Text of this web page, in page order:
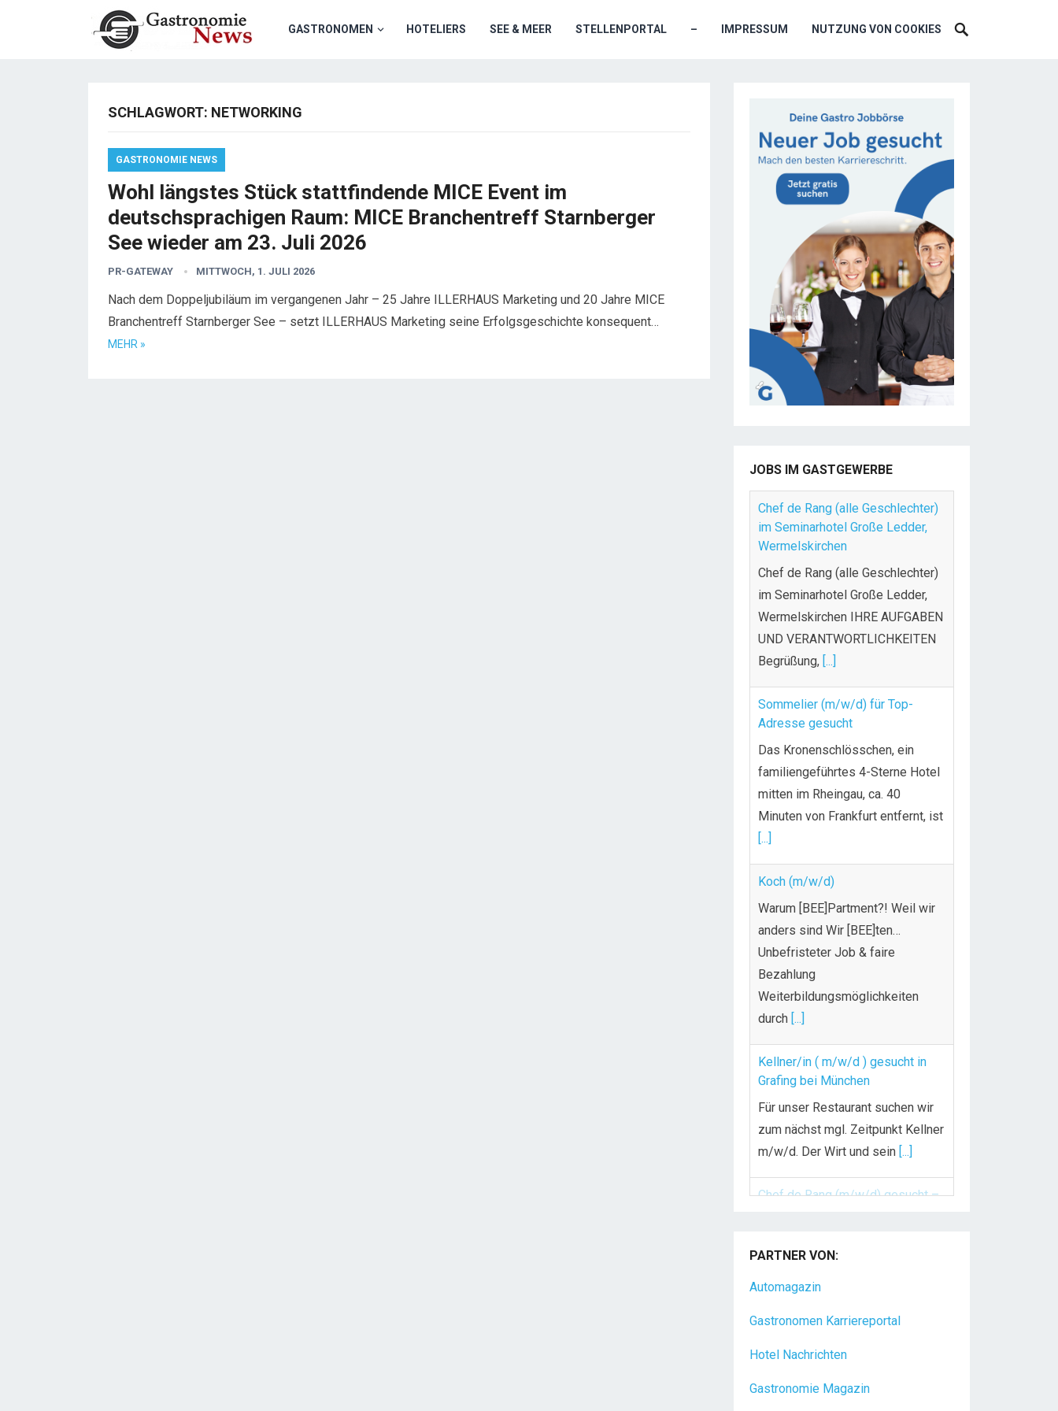
GASTRONOMEN HOTELIERS SEE & MEER STELLENPORTAL – IMPRESSUM NUTZUNG VON COOKIES
SCHLAGWORT: NETWORKING
GASTRONOMIE NEWS
Wohl längstes Stück stattfindende MICE Event im
deutschsprachigen Raum: MICE Branchentreff Starnberger
See wieder am 23. Juli 2026
PR-GATEWAY MITTWOCH, 1. JULI 2026
Nach dem Doppeljubiläum im vergangenen Jahr – 25 Jahre ILLERHAUS Marketing und 20 Jahre MICE
Branchentreff Starnberger See – setzt ILLERHAUS Marketing seine Erfolgsgeschichte konsequent…
MEHR »
JOBS IM GASTGEWERBE
Chef de Rang (alle Geschlechter)
im Seminarhotel Große Ledder,
Wermelskirchen
Chef de Rang (alle Geschlechter)
im Seminarhotel Große Ledder,
Wermelskirchen IHRE AUFGABEN
UND VERANTWORTLICHKEITEN
Begrüßung, [...]
Sommelier (m/w/d) für Top-
Adresse gesucht
Das Kronenschlösschen, ein
familiengeführtes 4-Sterne Hotel
mitten im Rheingau, ca. 40
Minuten von Frankfurt entfernt, ist
[...]
Koch (m/w/d)
Warum [BEE]Partment?! Weil wir
anders sind Wir [BEE]ten…
Unbefristeter Job & faire
Bezahlung
Weiterbildungsmöglichkeiten
durch [...]
Kellner/in ( m/w/d ) gesucht in
Grafing bei München
Für unser Restaurant suchen wir
zum nächst mgl. Zeitpunkt Kellner
m/w/d. Der Wirt und sein [...]
Chef de Rang (m/w/d) gesucht –
Urlaubsfeeling Chef de Rang
(m/w/d) Du bist Gastgeber aus